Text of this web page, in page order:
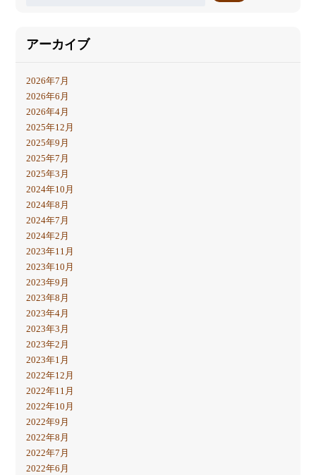
アーカイブ
2026年7月
2026年6月
2026年4月
2025年12月
2025年9月
2025年7月
2025年3月
2024年10月
2024年8月
2024年7月
2024年2月
2023年11月
2023年10月
2023年9月
2023年8月
2023年4月
2023年3月
2023年2月
2023年1月
2022年12月
2022年11月
2022年10月
2022年9月
2022年8月
2022年7月
2022年6月